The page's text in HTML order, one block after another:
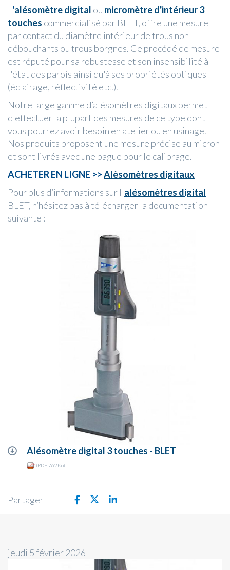
L 'alésomètre digital ou micromètre d'intérieur 3
touches commercialisé par BLET, offre une mesure
par contact du diamètre intérieur de trous non
débouchants ou trous borgnes. Ce procédé de mesure
est réputé pour sa robustesse et son insensibilité à
l'état des parois ainsi qu'à ses propriétés optiques
(éclairage, réflectivité etc.).
Notre large gamme d’alésomètres digitaux permet
d'effectuer la plupart des mesures de ce type dont
vous pourrez avoir besoin en atelier ou en usinage.
Nos produits proposent une mesure précise au micron
et sont livrés avec une bague pour le calibrage.
ACHETER EN LIGNE >>Alèsomètres digitaux
Pour plus d’informations sur l'alésomètres digital
BLET, n’hésitez pas à télécharger la documentation
suivante :
Alésomètre digital 3 touches - BLET
(PDF 762Ko)
Partager
jeudi 5 février 2026